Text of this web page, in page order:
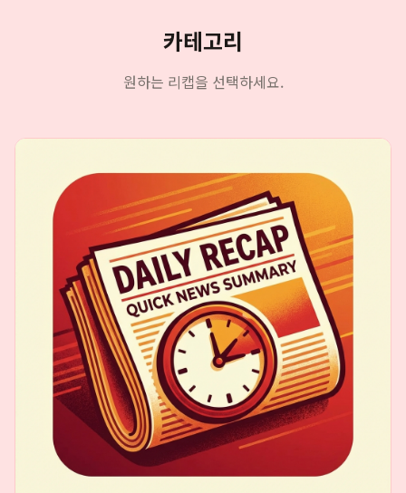
카테고리
원하는 리캡을 선택하세요.